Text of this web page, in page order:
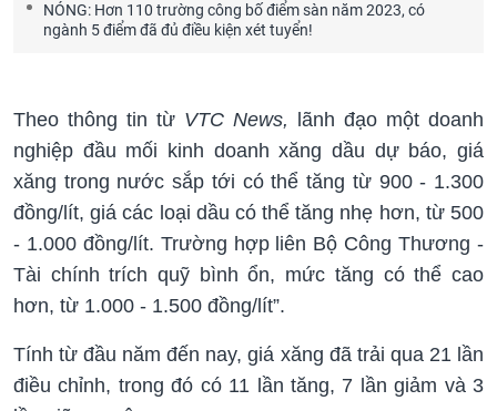
NÓNG: Hơn 110 trường công bố điểm sàn năm 2023, có
ngành 5 điểm đã đủ điều kiện xét tuyển!
Theo thông tin từ VTC News, lãnh đạo một doanh
nghiệp đầu mối kinh doanh xăng dầu dự báo, giá
xăng trong nước sắp tới có thể tăng từ 900 - 1.300
đồng/lít, giá các loại dầu có thể tăng nhẹ hơn, từ 500
- 1.000 đồng/lít. Trường hợp liên Bộ Công Thương -
Tài chính trích quỹ bình ổn, mức tăng có thể cao
hơn, từ 1.000 - 1.500 đồng/lít”.
Tính từ đầu năm đến nay, giá xăng đã trải qua 21 lần
điều chỉnh, trong đó có 11 lần tăng, 7 lần giảm và 3